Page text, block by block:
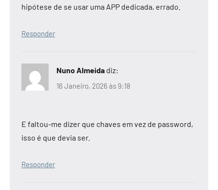
hipótese de se usar uma APP dedicada, errado.
Responder
Nuno Almeida diz:
16 Janeiro, 2026 às 9:18
E faltou-me dizer que chaves em vez de password,
isso é que devia ser.
Responder